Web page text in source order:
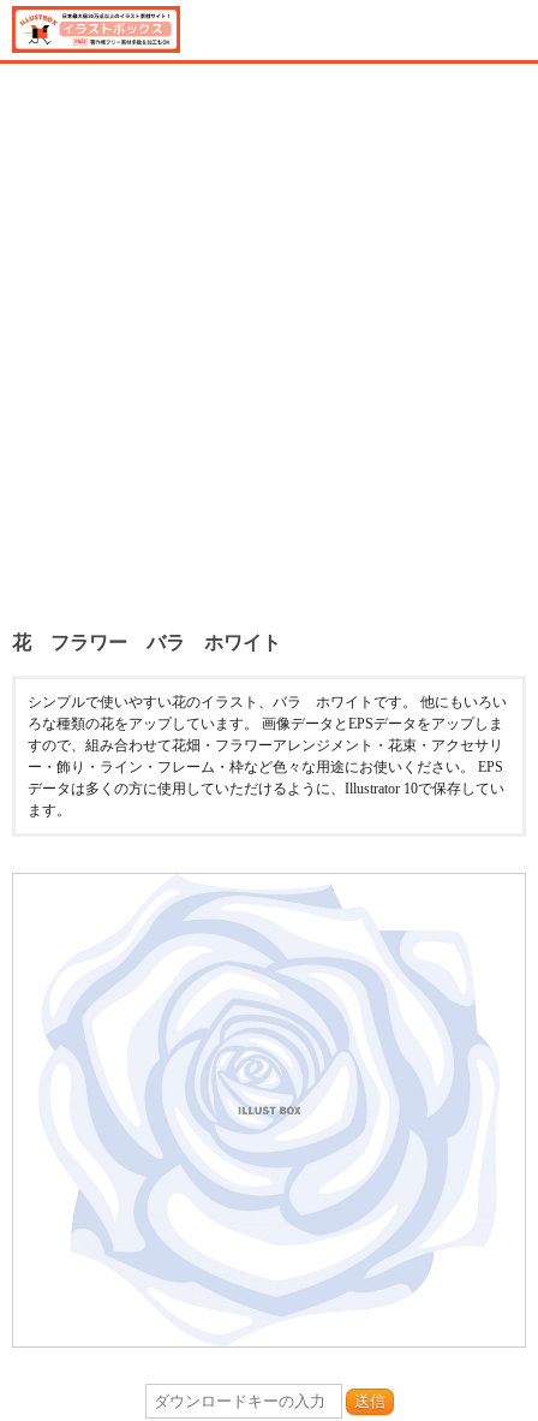
花 フラワー バラ ホワイト
シンプルで使いやすい花のイラスト、バラ ホワイトです。 他にもいろい
ろな種類の花をアップしています。 画像データとEPSデータをアップしま
すので、組み合わせて花畑・フラワーアレンジメント・花束・アクセサリ
ー・飾り・ライン・フレーム・枠など色々な用途にお使いください。 EPS
データは多くの方に使用していただけるように、Illustrator 10で保存してい
ます。
送信